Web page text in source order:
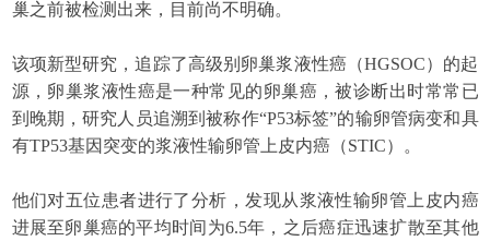
巢之前被检测出来，目前尚不明确。
该项新型研究，追踪了高级别卵巢浆液性癌（HGSOC）的起
源，卵巢浆液性癌是一种常见的卵巢癌，被诊断出时常常已
到晚期，研究人员追溯到被称作“P53标签”的输卵管病变和具
有TP53基因突变的浆液性输卵管上皮内癌（STIC）。
他们对五位患者进行了分析，发现从浆液性输卵管上皮内癌
进展至卵巢癌的平均时间为6.5年，之后癌症迅速扩散至其他